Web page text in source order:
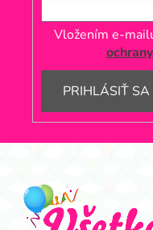
Vložením e-
PRIHLÁSIŤ SA
Z